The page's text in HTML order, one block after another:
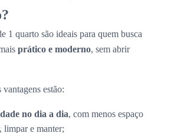
1 quarto são ideais para quem busca
prático e moderno, sem abrir
estão:
no dia a dia, com menos espaço
limpar e manter;